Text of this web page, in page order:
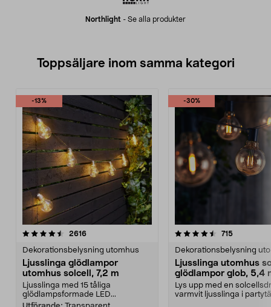
Northlight - Se alla produkter
Toppsäljare inom samma kategori
-13%
2616recensioner
Dekorationsbelysning utomhus
Ljusslinga glödlampor
utomhus solcell, 7,2 m
Ljusslinga med 15 tåliga
glödlampsformade LED...
-30%
4.5 av 5 stjärnor 715
Dekorationsbelysning
Ljusslinga utomhus
glödlampor glob, 5,4
Lys upp med en
varmvit ljusslinga i
4.0 av 5 stjärnor